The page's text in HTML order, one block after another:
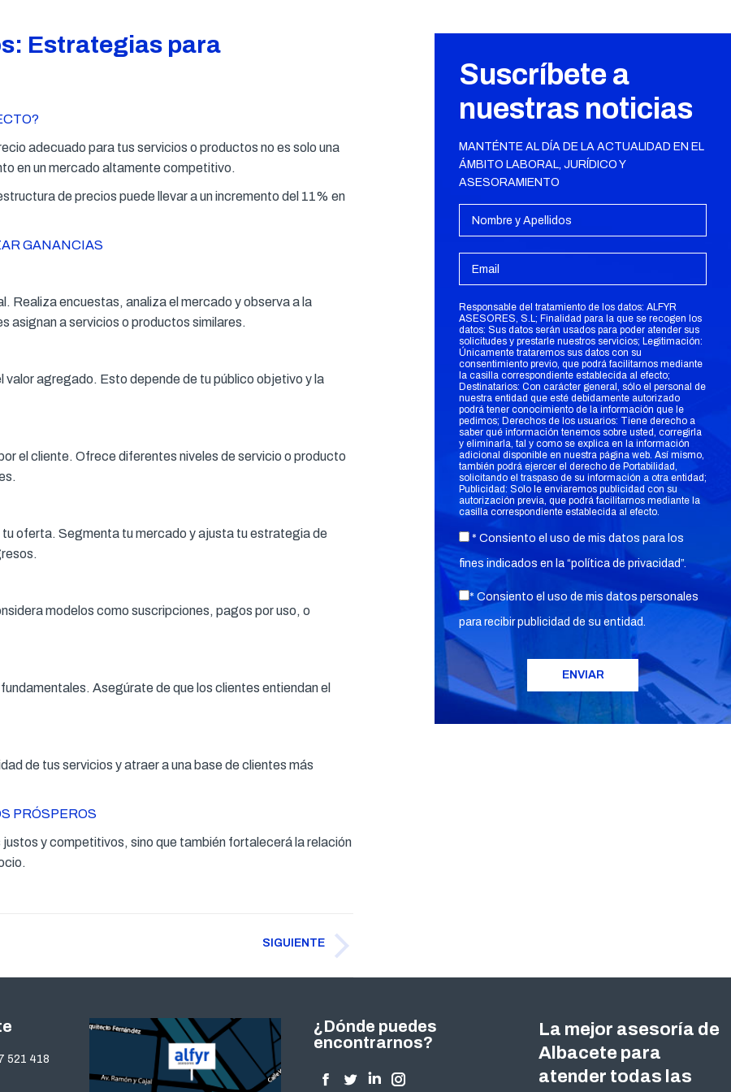
Estrategias para
adecuado para tus servicios o productos no es solo una
en un mercado altamente competitivo.
de precios puede llevar a un incremento del 11% en
GANANCIAS
Realiza encuestas, analiza el mercado y observa a la
asignan a servicios o productos similares.
valor agregado. Esto depende de tu público objetivo y la
el cliente. Ofrece diferentes niveles de servicio o producto
oferta. Segmenta tu mercado y ajusta tu estrategia de
modelos como suscripciones, pagos por uso, o
Asegúrate de que los clientes entiendan el
de tus servicios y atraer a una base de clientes más
PRÓSPEROS
y competitivos, sino que también fortalecerá la relación
SIGUIENTE
siguiente:
Suscríbete a
nuestras noticias
MANTÉNTE AL DÍA DE LA ACTUALIDAD EN EL
ÁMBITO LABORAL, JURÍDICO Y
ASESORAMIENTO
Responsable del tratamiento de los datos: ALFYR
ASESORES, S.L; Finalidad para la que se recogen los
datos: Sus datos serán usados para poder atender sus
solicitudes y prestarle nuestros servicios; Legitimación:
Únicamente trataremos sus datos con su
consentimiento previo, que podrá facilitarnos mediante
la casilla correspondiente establecida al efecto;
Destinatarios: Con carácter general, sólo el personal de
nuestra entidad que esté debidamente autorizado
podrá tener conocimiento de la información que le
pedimos; Derechos de los usuarios: Tiene derecho a
saber qué información tenemos sobre usted, corregirla
y eliminarla, tal y como se explica en la información
adicional disponible en nuestra página web. Así mismo,
también podrá ejercer el derecho de Portabilidad,
solicitando el traspaso de su información a otra entidad;
Publicidad: Solo le enviaremos publicidad con su
autorización previa, que podrá facilitarnos mediante la
casilla correspondiente establecida al efecto.
* Consiento el uso de mis datos para los
fines indicados en la “política de privacidad”.
* Consiento el uso de mis datos personales
para recibir publicidad de su entidad.
521 418
¿Dónde puedes
encontrarnos?
Encuéntranos en:
Facebook
TwitterLinkedinInstagram
La mejor asesoría de
Albacete para
atender todas las